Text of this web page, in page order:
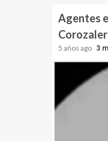
Agentes
5 años ago 3